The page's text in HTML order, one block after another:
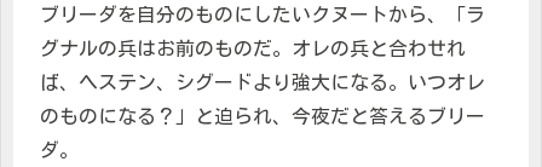
ブリーダを自分のものにしたいクヌートから、「ラ
グナルの兵はお前のものだ。オレの兵と合わせれ
ば、ヘステン、シグードより強大になる。いつオレ
のものになる？」と迫られ、今夜だと答えるブリー
ダ。